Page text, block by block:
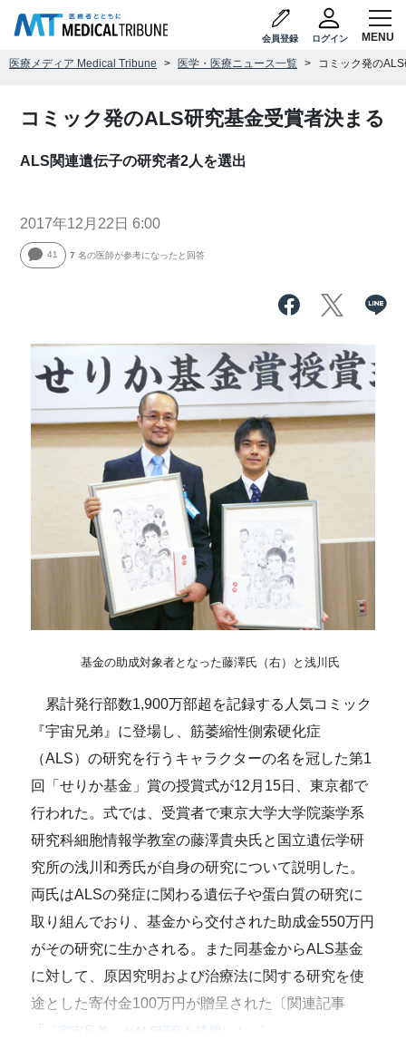
会員登録 ログイン
医療メディア Medical Tribune 医学・医療ニュース一覧 コミック発の
コミック発のALS研究基金受賞者決まる
ALS関連遺伝子の研究者2人を選出
2017年12月22日 6:00
41 7 名の医師が参考になったと回答
基金の助成対象者となった藤澤氏（右）と浅川氏
累計発行部数1,900万部超を記録する人気コミック
『宇宙兄弟』に登場し、筋萎縮性側索硬化症
（ALS）の研究を行うキャラクターの名を冠した第1
回「せりか基金」賞の授賞式が12月15日、東京都で
行われた。式では、受賞者で東京大学大学院薬学系
研究科細胞情報学教室の藤澤貴央氏と国立遺伝学研
究所の浅川和秀氏が自身の研究について説明した。
両氏はALSの発症に関わる遺伝子や蛋白質の研究に
取り組んでおり、基金から交付された助成金550万円
がその研究に生かされる。また同基金からALS基金
に対して、原因究明および治療法に関する研究を使
途とした寄付金100万円が贈呈された〔関連記事
『宇宙兄弟』がALS研究を後押し！